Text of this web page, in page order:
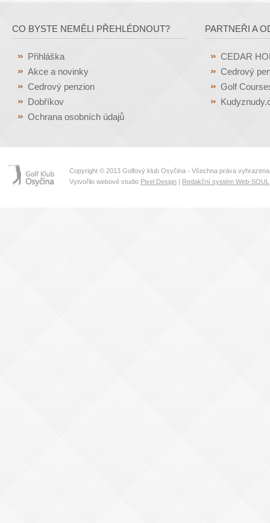
CO BYSTE NEMĚLI PŘEHLÉDNOUT?
Přihláška
Akce a novinky
Cedrový penzion
Dobříkov
Ochrana osobních údajů
PARTNEŘI A
CEDAR
Cedrový
Golf
Copyright © 2013 Golfový klub Osyčina - Všechna práva
Vytvořilo webové studio Pixel Design | Redakční systém Web-SOUL